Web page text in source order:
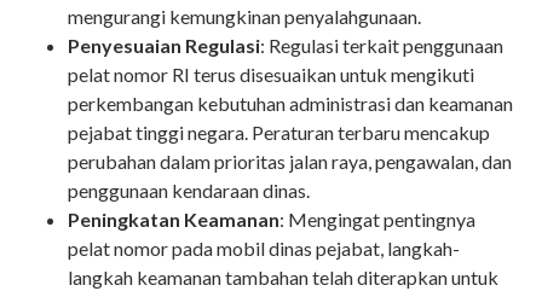
mengurangi kemungkinan penyalahgunaan.
Penyesuaian Regulasi: Regulasi terkait penggunaan
pelat nomor RI terus disesuaikan untuk mengikuti
perkembangan kebutuhan administrasi dan keamanan
pejabat tinggi negara. Peraturan terbaru mencakup
perubahan dalam prioritas jalan raya, pengawalan, dan
penggunaan kendaraan dinas.
Peningkatan Keamanan: Mengingat pentingnya
pelat nomorpada mobil dinas pejabat, langkah-
langkah keamanan tambahan telah diterapkan untuk